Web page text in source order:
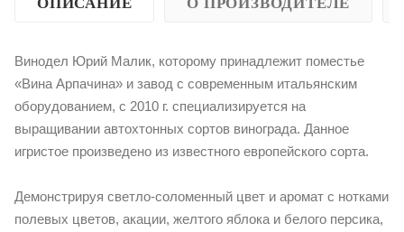
Винодел Юрий Малик, которому принадлежит поместье
«Вина Арпачина» и завод с современным итальянским
оборудованием, с 2010 г. специализируется на
выращивании автохтонных сортов винограда. Данное
игристое произведено из известного европейского сорта.
Демонстрируя светло-соломенный цвет и аромат с нотками
полевых цветов, акации, желтого яблока и белого персика,